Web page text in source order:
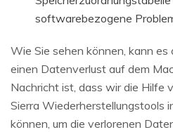
softwarebezogene
Wie Sie sehen können, kann es
einen Datenverlust auf dem
Nachricht ist, dass wir die Hilfe
Sierra Wiederherstellungstools
können, um die verlorenen